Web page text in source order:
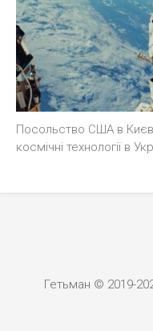
Посольство США в
космічні технології в
Гетьман © 2019-